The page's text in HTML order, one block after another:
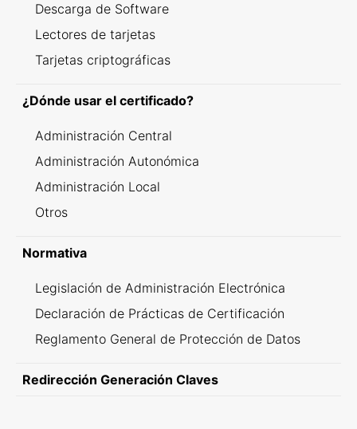
Descarga de Software
Lectores de tarjetas
Tarjetas criptográficas
¿Dónde usar el certificado?
Administración Central
Administración Autonómica
Administración Local
Otros
Normativa
Legislación de Administración Electrónica
Declaración de Prácticas de Certificación
Reglamento General de Protección de Datos
Redirección Generación Claves